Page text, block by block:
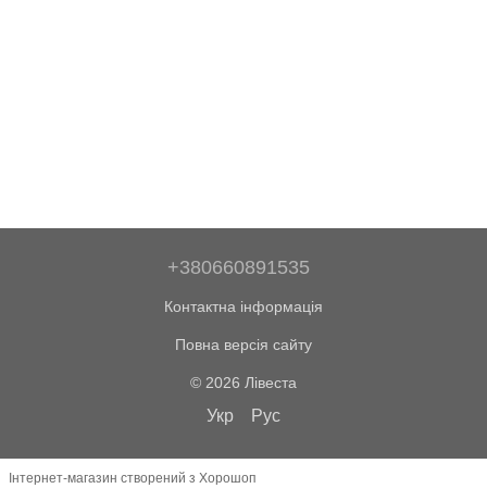
+380660891535
Контактна інформація
Повна версія сайту
© 2026 Лівеста
Укр Рус
Інтернет-магазин створений з Хорошоп